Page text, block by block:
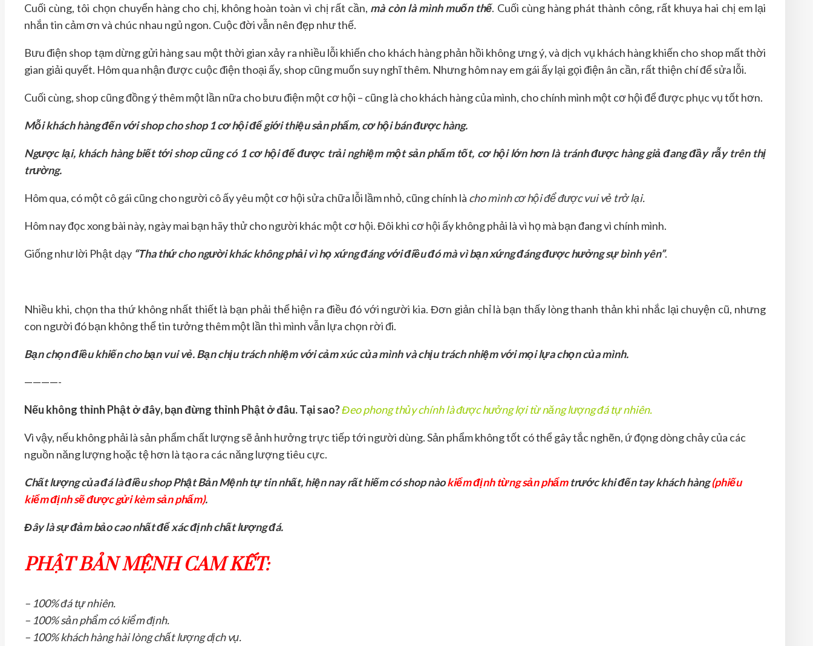
Cuối cùng, tôi chọn chuyển hàng cho chị, không hoàn toàn vì chị rất cần, mà còn là mình muốn thế. Cuối cùng hàng phát thành công, rất khuya hai chị em lại
nhắn tin cảm ơn và chúc nhau ngủ ngon. Cuộc đời vẫn nên đẹp như thế.
Bưu điện shop tạm dừng gửi hàng sau một thời gian xảy ra nhiều lỗi khiến cho khách hàng phản hồi không ưng ý, và dịch vụ khách hàng khiến cho shop mất thời
gian giải quyết. Hôm qua nhận được cuộc điện thoại ấy, shop cũng muốn suy nghĩ thêm. Nhưng hôm nay em gái ấy lại gọi điện ân cần, rất thiện chí để sửa lỗi.
Cuối cùng, shop cũng đồng ý thêm một lần nữa cho bưu điện một cơ hội – cũng là cho khách hàng của mình, cho chính mình một cơ hội để được phục vụ tốt hơn.
Mỗi khách hàng đến với shop cho shop 1 cơ hội để giới thiệu sản phẩm, cơ hội bán được hàng.
Ngược lại, khách hàng biết tới shop cũng có 1 cơ hội để được trải nghiệm một sản phẩm tốt, cơ hội lớn hơn là tránh được hàng giả đang đầy rẫy trên thị
trường.
Hôm qua, có một cô gái cũng cho người cô ấy yêu một cơ hội sửa chữa lỗi lầm nhỏ, cũng chính là cho mình cơ hội để được vui vẻ trở lại.
Hôm nay đọc xong bài này, ngày mai bạn hãy thử cho người khác một cơ hội. Đôi khi cơ hội ấy không phải là vì họ mà bạn đang vì chính mình.
Giống như lời Phật dạy “Tha thứ cho người khác không phải vì họ xứng đáng với điều đó mà vì bạn xứng đáng được hưởng sự bình yên”.
Nhiều khi, chọn tha thứ không nhất thiết là bạn phải thể hiện ra điều đó với người kia. Đơn giản chỉ là bạn thấy lòng thanh thản khi nhắc lại chuyện cũ, nhưng
con người đó bạn không thể tin tưởng thêm một lần thì mình vẫn lựa chọn rời đi.
Bạn chọn điều khiến cho bạn vui vẻ. Bạn chịu trách nhiệm với cảm xúc của mình và chịu trách nhiệm với mọi lựa chọn của mình.
————-
Nếu không thỉnh Phật ở đây, bạn đừng thỉnh Phật ở đâu. Tại sao?Đeo phong thủy chính là được hưởng lợi từ năng lượng đá tự nhiên.
Vì vậy, nếu không phải là sản phẩm chất lượng sẽ ảnh hưởng trực tiếp tới người dùng. Sản phẩm không tốt có thể gây tắc nghẽn, ứ đọng dòng chảy của các
nguồn năng lượng hoặc tệ hơn là tạo ra các năng lượng tiêu cực.
Chất lượng của đá là điều shop Phật Bản Mệnh tự tin nhất, hiện nay rất hiếm có shop nàokiểm định từng sản phẩmtrước khi đến tay khách hàng(phiếu
kiểm định sẽ được gửi kèm sản phẩm).
Đây là sự đảm bảo cao nhất để xác định chất lượng đá.
PHẬT BẢN MỆNH CAM KẾT:
– 100% đá tự nhiên.
– 100% sản phẩm có kiểm định.
– 100% khách hàng hài lòng chất lượng dịch vụ.